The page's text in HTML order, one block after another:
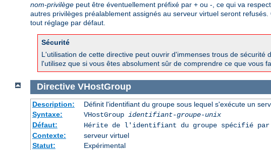
nom-privilège peut être éventuellement préfixé par + ou -, ce qui va
autres privilèges préalablement assignés au serveur virtuel seront
tout réglage par défaut.
Sécurité
L'utilisation de cette directive peut ouvrir d'immenses trous de
l'utilisez que si vous êtes absolument sûr de comprendre ce que vous
Directive VHostGroup
Description:
Définit l'identifiant du groupe sous lequel s'exécute un
Syntaxe:
VHostGroup identifiant-groupe-unix
Défaut:
Hérite de l'identifiant du groupe spécifié
Contexte:
serveur virtuel
Statut:
Expérimental